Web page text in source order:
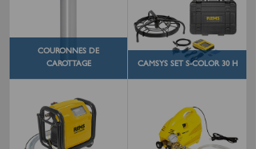
COURONNES DE
CAROTTAGE
CAMSYS SET S-COLOR 30 H